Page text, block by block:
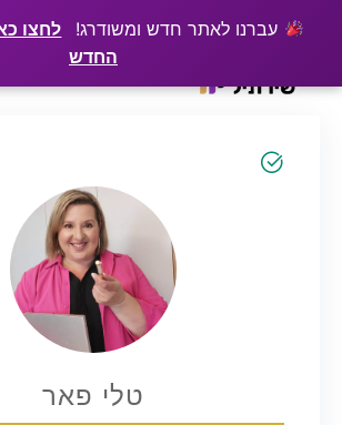
עברנו לאתר חדש ומשודרג!
לחצו
החדש
רוצים שלקוחות ימצאו אתכם בגוגל? שירתיל מפרסמת כתבה מקצועית עליכם
to
טלי פאר